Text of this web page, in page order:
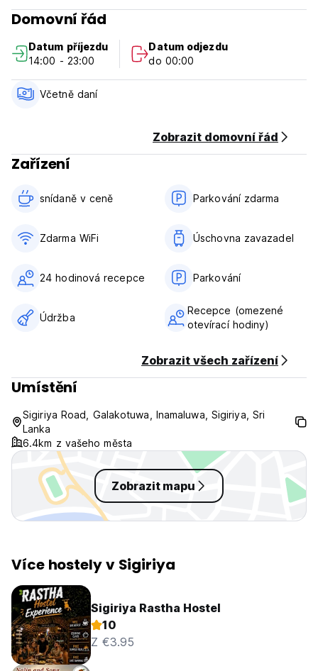
airport is Sigiriya Airport, 4 km from the accommodation.
Cancellation policy: 7 days before arrival. In case of a late
cancellation or No Show, you will be charged the first night
of your stay.
Check in from 14:00 to 23:00.
No curfew.
Domovní řád
Datum příjezdu
14:00 - 23:00
Datum odjezdu
do 00:00
Včetně daní
Zobrazit domovní řád
Zařízení
snídaně v ceně‎ Parkování zdarma
Zdarma WiFi Úschovna zavazadel
24 hodinová recepce Parkování
Údržba
Recepce (omezené
otevírací hodiny)
Zobrazit všech zařízení
Umístění
Sigiriya Road, Galakotuwa, Inamaluwa, Sigiriya, Sri
Lanka
6.4km z vašeho města
Zobrazit mapu
Více hostely v Sigiriya
Sigiriya Rastha Hostel
10
Z €3.95